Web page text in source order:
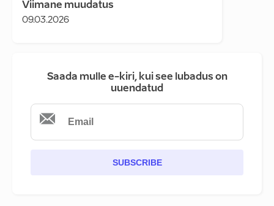
Viimane muudatus
09.03.2026
Saada mulle e-kiri, kui see lubadus on
uuendatud
SUBSCRIBE